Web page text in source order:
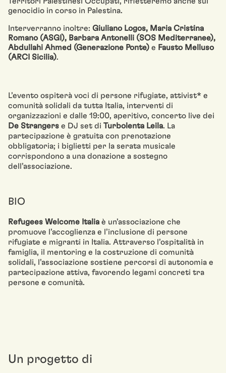
genocidio in corso in Palestina.
Interverranno inoltre: Giuliano Logos, Maria Cristina
Romano (ASGI), Barbara Antonelli (SOS Mediterranee),
Abdullahi Ahmed (Generazione Ponte) e Fausto Melluso
(ARCI Sicilia).
L’evento ospiterà voci di persone rifugiate, attivist* e
comunità solidali da tutta Italia, interventi di
organizzazioni e dalle 19:00, aperitivo, concerto live dei
De Strangers e DJ set di Turbolenta Leila. La
partecipazione è gratuita con prenotazione
obbligatoria; i biglietti per la serata musicale
corrispondono a una donazione a sostegno
dell’associazione.
BIO
Refugees Welcome Italia è un’associazione che
promuove l’accoglienza e l’inclusione di persone
rifugiate e migranti in Italia. Attraverso l’ospitalità in
famiglia, il mentoring e la costruzione di comunità
solidali, l’associazione sostiene percorsi di autonomia e
partecipazione attiva, favorendo legami concreti tra
persone e comunità.
Un progetto di